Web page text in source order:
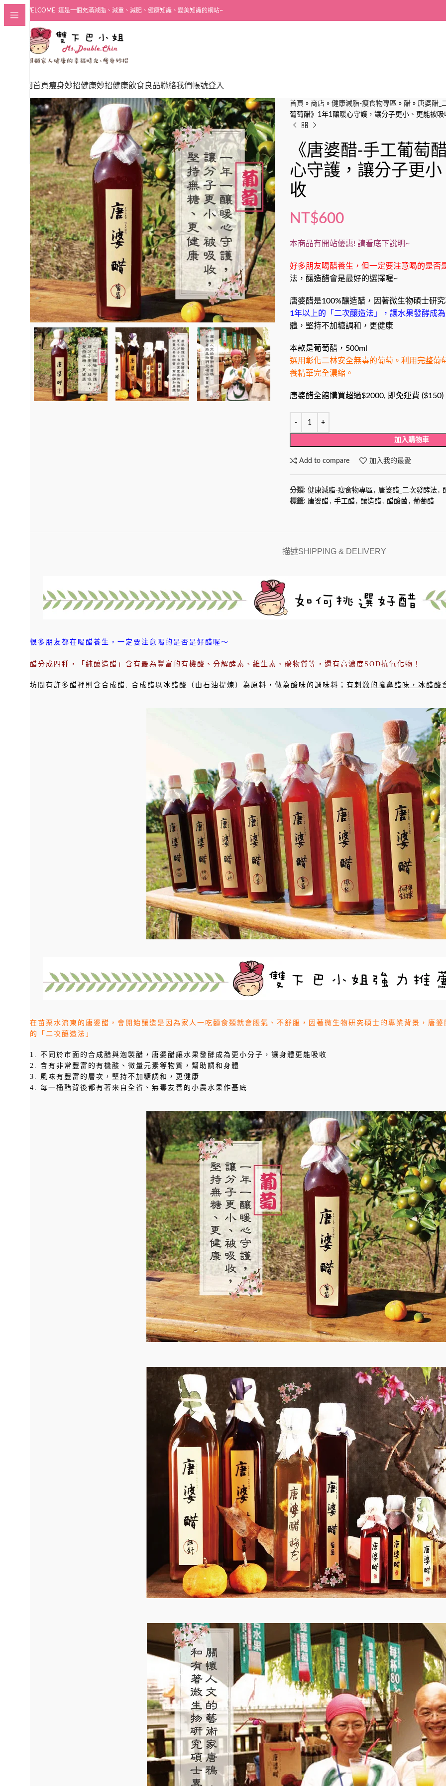
WELCOME 這是一個充滿減脂、減重、減肥、健康知識、變美知識的網站~
回首頁瘦身妙招健康妙招健康飲食良品聯絡我們帳號登入
首頁 » 商店 » 健康減脂-瘦食物專區 » 醋» 唐婆醋_
葡萄醋》1年1釀暖心守護，讓分子更小、更能被吸
《唐婆醋-手工葡萄
心守護，讓分子更
收
NT$600
本商品有開站優惠! 請看底下說明~
好多朋友喝醋養生，但一定要注意喝的是否
法，釀造醋會是最好的選擇喔~
唐婆醋是100%釀造醋，因著微生物碩士研
1年以上的「二次釀造法」，讓水果發酵成
體，堅持不加糖調和，更健康
本款是葡萄醋，500ml
選用彰化二林安全無毒的葡萄。利用完整葡
養精華完全濃縮。
唐婆醋全館購買超過$2000, 即免運費 ($150)
加入購物車
Add to compare 加入我的最愛
分類: 健康減脂-瘦食物專區 , 唐婆醋_二次發酵法,
標籤: 唐婆醋, 手工醋, 釀造醋, 醋酸菌 , 葡萄醋
描述SHIPPING & DELIVERY
很多朋友都在喝醋養生，一定要注意喝的是否是好醋喔～
醋分成四種，「純釀造醋」含有最為豐富的有機酸、分解酵素、維生素、礦物質等，還有高濃度SOD抗氧化物！
坊間有許多醋裡則含合成醋, 合成醋以冰醋酸（由石油提煉）為原料，做為酸味的調味料； 有刺激的嗆鼻醋味，冰醋酸
在苗栗水流東的唐婆醋，會開始釀造是因為家人一吃麵食類就會脹氣、不舒服，因著微生物研究碩士的專業背景，唐
的「二次釀造法」
1. 不同於市面的合成醋與泡製醋，唐婆醋讓水果發酵成為更小分子，讓身體更能吸收
2. 含有非常豐富的有機酸、微量元素等物質，幫助調和身體
3. 風味有豐富的層次，堅持不加糖調和，更健康
4. 每一桶醋背後都有著來自全省、無毒友善的小農水果作基底